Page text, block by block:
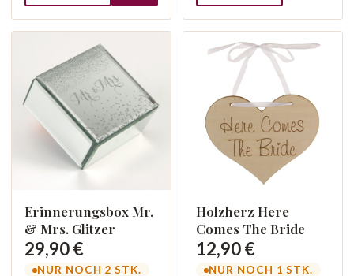
Erinnerungsbox Mr.
& Mrs. Glitzer
29,90 €
NUR NOCH 2 STK.
Holzherz Here
Comes The Bride
12,90 €
NUR NOCH 1 STK.